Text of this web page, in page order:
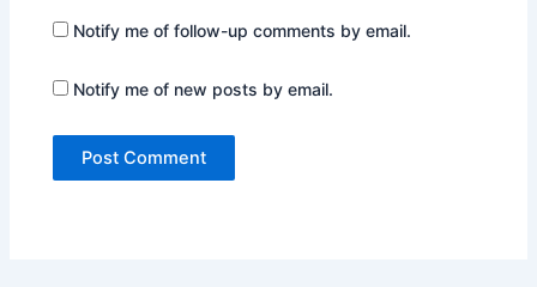
Notify me of follow-up comments by email.
Notify me of new posts by email.